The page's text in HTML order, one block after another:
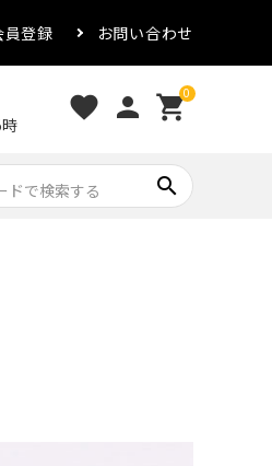
員登録 お問い合わせ
favorite person 0
shopping_cart
search